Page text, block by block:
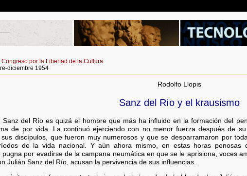
por la Libertad de la Cultura
diciembre 1954
Rodolfo Llopis
Sanz del Río y el krausismo
Sanz del Río es quizá el hombre que más ha influido en la formación del
de por vida. La continuó ejerciendo con no menor fuerza después de
discípulos, que fueron muy numerosos y que se desparramaron por
de la vida nacional. Y aún ahora mismo, en estas horas
pugna por evadirse de la campana neumática en que se le aprisiona, voces
Julián Sanz del Río, acusan la pervivencia de sus influencias.